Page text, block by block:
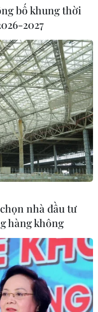
bố khung thời
2027
nhà đầu tư
hàng không